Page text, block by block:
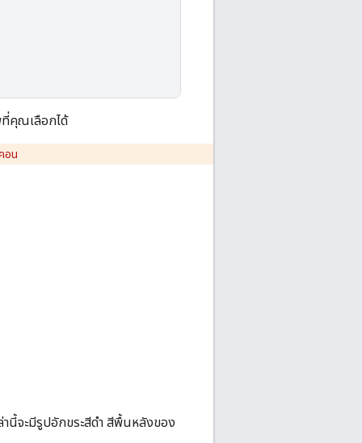
ที่คุณเลือกได้
อน
นี้จะมีรูปอักขระสีดำ สีพื้นหลังของ